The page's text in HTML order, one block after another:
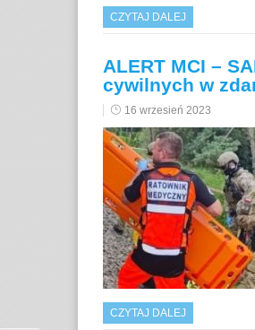
CZYTAJ DALEJ
ALERT MCI –
cywilnych w
16 wrzesień 2023
CZYTAJ DALEJ